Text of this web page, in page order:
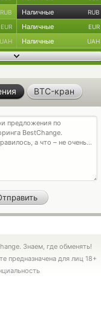
RUB Наличные RUB
EUR Наличные EUR
UAH Наличные UAH
BTC-кран
Знаем, где обменять!
предназначена для лиц 18+